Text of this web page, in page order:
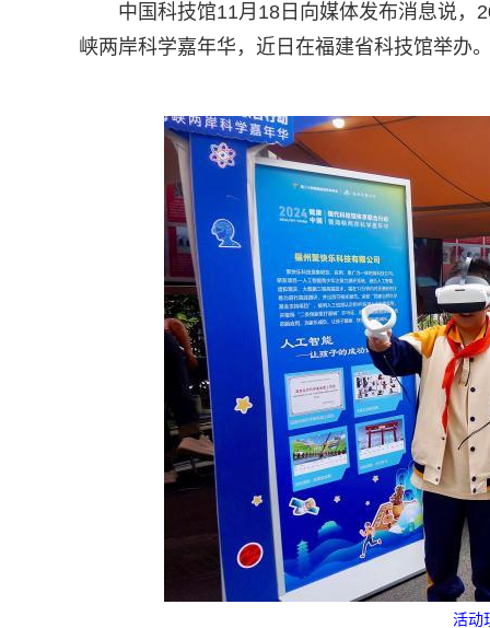
中国科技馆11月18日向媒体发布消息说，
峡两岸科学嘉年华，近日在福建省科技馆举办
活动